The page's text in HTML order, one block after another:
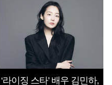
‘라이징 스타’ 배우 김민하,